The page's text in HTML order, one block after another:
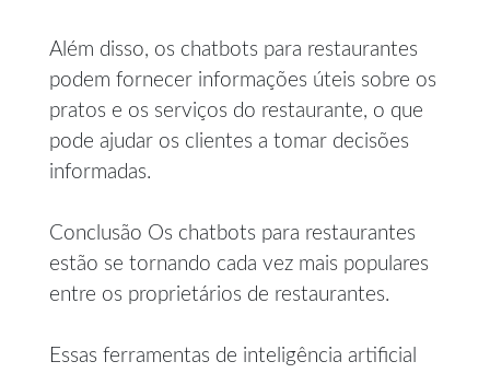
Além disso, os chatbots para restaurantes
podem fornecer informações úteis sobre os
pratos e os serviços do restaurante, o que
pode ajudar os clientes a tomar decisões
informadas.
Conclusão Os chatbots para restaurantes
estão se tornando cada vez mais populares
entre os proprietários de restaurantes.
Essas ferramentas de inteligência artificial